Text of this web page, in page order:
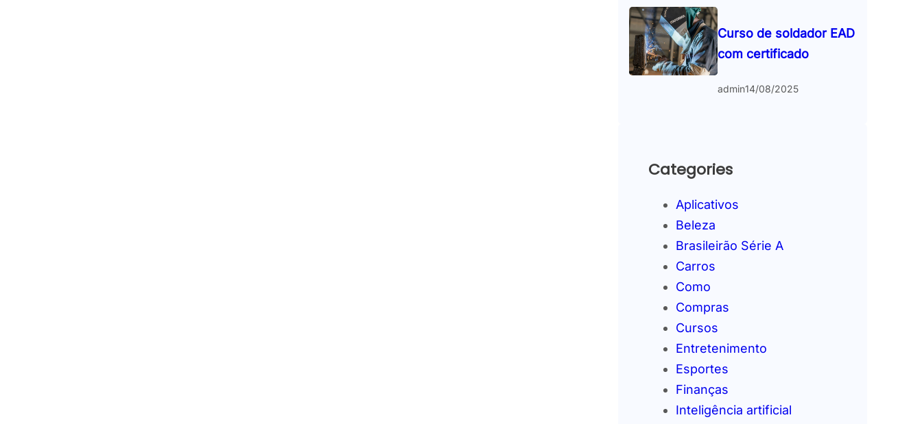
Curso de soldador EAD
com certificado
admin14/08/2025
Categories
Aplicativos
Beleza
Brasileirão Série A
Carros
Como
Compras
Cursos
Entretenimento
Esportes
Finanças
Inteligência artificial